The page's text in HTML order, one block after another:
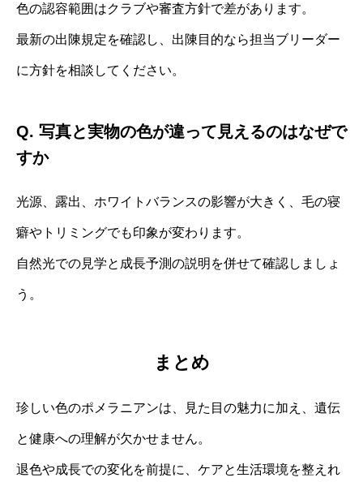
色の認容範囲はクラブや審査方針で差があります。
最新の出陳規定を確認し、出陳目的なら担当ブリーダー
に方針を相談してください。
Q. 写真と実物の色が違って見えるのはなぜで
すか
光源、露出、ホワイトバランスの影響が大きく、毛の寝
癖やトリミングでも印象が変わります。
自然光での見学と成長予測の説明を併せて確認しましょ
う。
まとめ
珍しい色のポメラニアンは、見た目の魅力に加え、遺伝
と健康への理解が欠かせません。
退色や成長での変化を前提に、ケアと生活環境を整えれ